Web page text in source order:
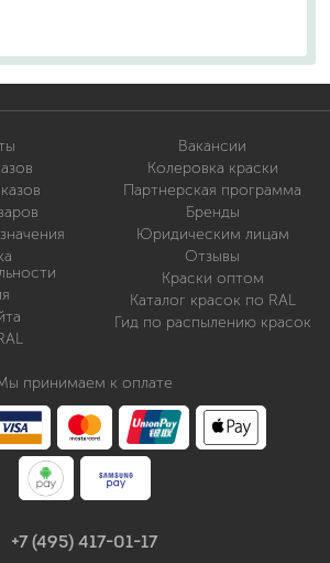
Вакансии
Колеровка краски
Партнерская программа
Бренды
Юридическим лицам
Отзывы
Краски оптом
Каталог красок по RAL
Гид по распылению красок
принимаем к оплате
+7 (495) 417-01-17